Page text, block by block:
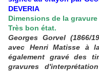
DEVERIA
Dimensions de la
Très bon état.
Georges Gorvel (1866/
avec Henri Matisse à
également gravé des
gravures